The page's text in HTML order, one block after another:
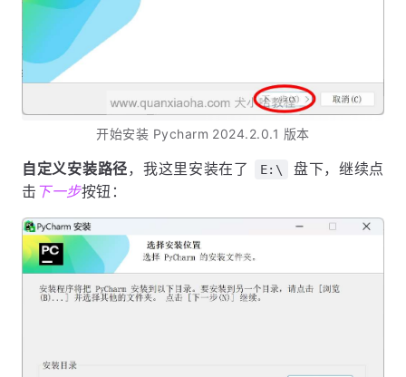
开始安装 Pycharm 2024.2.0.1 版本
自定义安装路径，我这里安装在了 E:\
盘下，继续点
击 下一步按钮：